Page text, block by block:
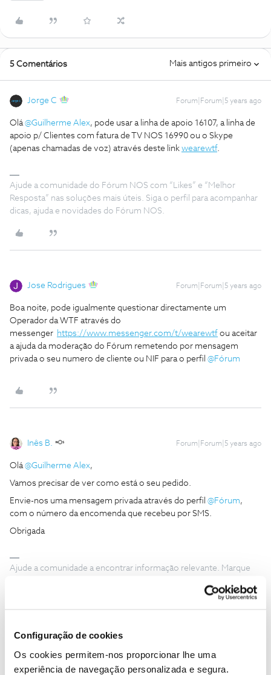
Configuração de cookies
Os cookies permitem-nos proporcionar lhe uma
experiência de navegação personalizada e segura.
5 Comentários Mais antigos primeiro
Jorge C Forum|Forum|5 years ago
Olá@Guilherme Alex, pode usar a linha de apoio 16107, a linha de
apoio p/ Clientes com fatura de TV NOS 16990 ou o Skype
(apenas chamadas de voz) através deste link wearewtf.
Ajude a comunidade do Fórum NOS com “Likes” e “Melhor
Resposta” nas soluções mais úteis. Siga o perfil para acompanhar
dicas, ajuda e novidades do Fórum NOS.
Jose Rodrigues Forum|Forum|5 years ago
Boa noite, pode igualmente questionar directamente um
Operador da WTF através do
messenger https://www.messenger.com/t/wearewtf ou aceitar
a ajuda da moderação do Fórum remetendo por mensagem
privada o seu numero de cliente ou NIF para o perfil @Fórum
Inês B. Forum|Forum|5 years ago
Olá@Guilherme Alex,
Vamos precisar de ver como está o seu pedido.
Envie-nos uma mensagem privada através do perfil @Fórum,
com o número da encomenda que recebeu por SMS.
Obrigada
Ajude a comunidade a encontrar informação relevante. Marque
M Margarida Dias Cordeiro Forum|Forum|1 year ago